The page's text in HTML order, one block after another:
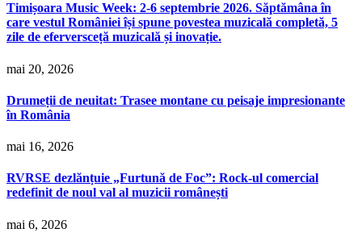
Timișoara Music Week: 2-6 septembrie 2026. Săptămâna în
care vestul României își spune povestea muzicală completă, 5
zile de eferversceță muzicală și inovație.
mai 20, 2026
Drumeții de neuitat: Trasee montane cu peisaje impresionante
în România
mai 16, 2026
RVRSE dezlănțuie „Furtună de Foc”: Rock-ul comercial
redefinit de noul val al muzicii românești
mai 6, 2026